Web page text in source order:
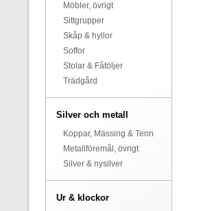
Möbler, övrigt
Sittgrupper
Skåp & hyllor
Soffor
Stolar & Fåtöljer
Trädgård
Silver och metall
Koppar, Mässing & Tenn
Metallföremål, övrigt
Silver & nysilver
Ur & klockor